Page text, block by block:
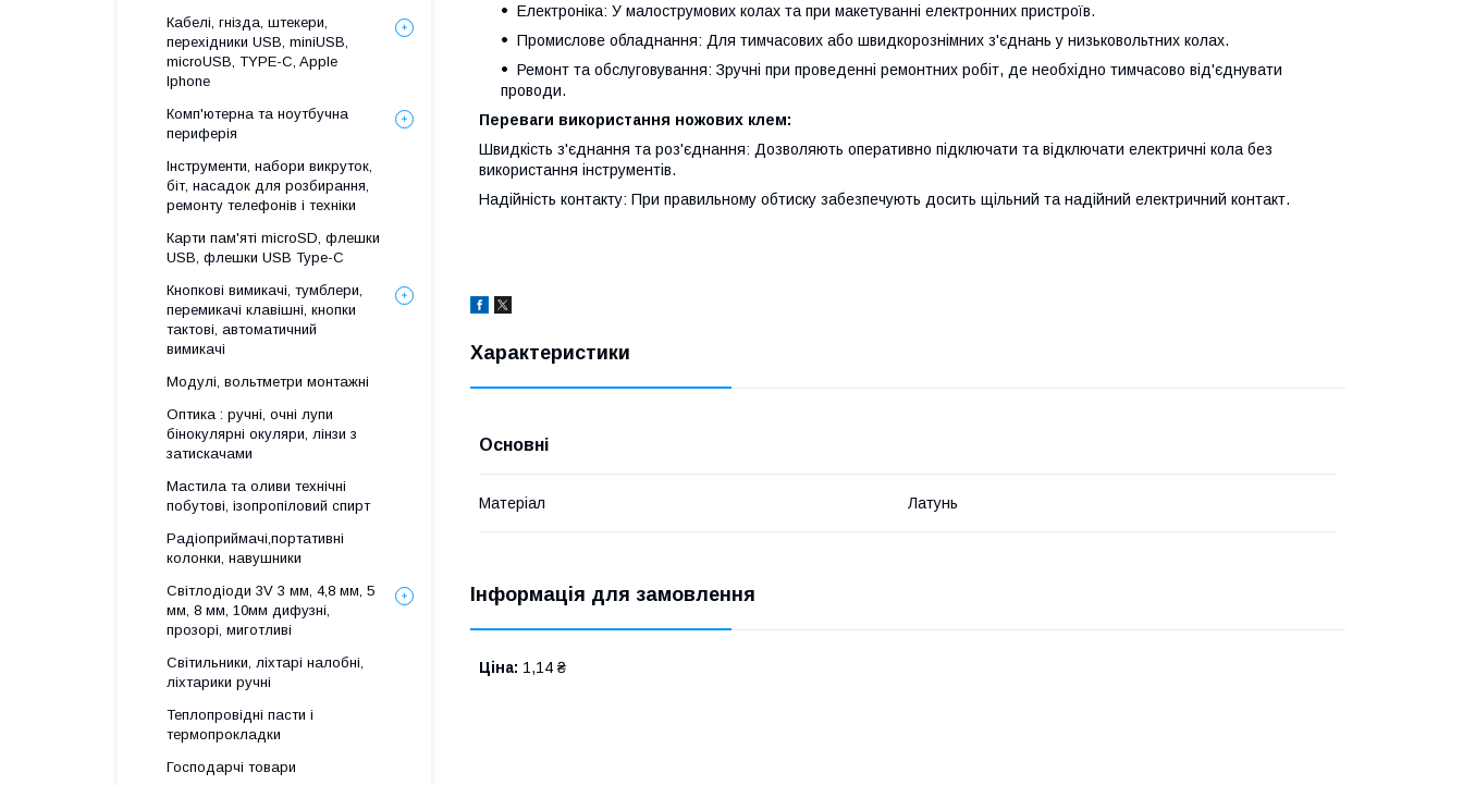
Електроніка: У малострумових колах та при макетуванні електронних пристроїв.
Промислове обладнання: Для тимчасових або швидкорознімних з'єднань у низьковольтних колах.
Ремонт та обслуговування: Зручні при проведенні ремонтних робіт, де необхідно тимчасово від'єднувати
проводи.
Переваги використання ножових клем:
Швидкість з'єднання та роз'єднання: Дозволяють оперативно підключати та відключати електричні кола без
використання інструментів.
Надійність контакту: При правильному обтиску забезпечують досить щільний та надійний електричний контакт.
Характеристики
Основні
Матеріал Латунь
Інформація для замовлення
Ціна: 1,14 ₴
Кабелі, гнізда, штекери,
перехідники USB, miniUSB,
microUSB, TYPE-C, Apple
Iphone
Комп'ютерна та ноутбучна
периферія
Інструменти, набори викруток,
біт, насадок для розбирання,
ремонту телефонів і техніки
Карти пам'яті microSD, флешки
USB, флешки USB Type-C
Кнопкові вимикачі, тумблери,
перемикачі клавішні, кнопки
тактові, автоматичний
вимикачі
Модулі, вольтметри монтажні
Оптика : ручні, очні лупи
бінокулярні окуляри, лінзи з
затискачами
Мастила та оливи технічні
побутові, ізопропіловий спирт
Радіоприймачі,портативні
колонки, навушники
Світлодіоди 3V 3 мм, 4,8 мм, 5
мм, 8 мм, 10мм дифузні,
прозорі, миготливі
Світильники, ліхтарі налобні,
ліхтарики ручні
Теплопровідні пасти і
термопрокладки
Господарчі товари